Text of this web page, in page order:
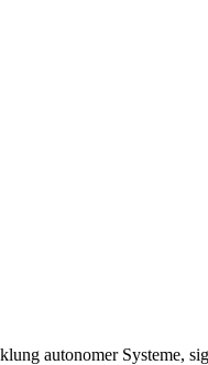
autonomer Systeme,